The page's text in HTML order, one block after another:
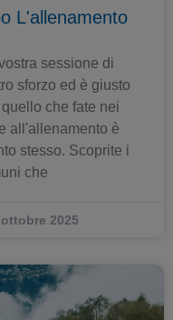
L'allenamento
sessione di
sforzo ed è giusto
che fate nei
all'allenamento è
stesso. Scoprite i
che
2025